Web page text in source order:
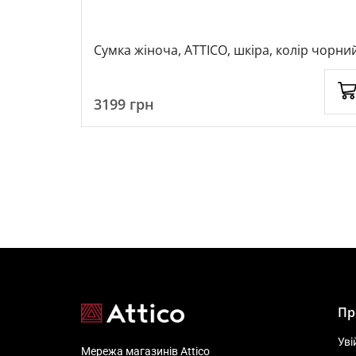
Сумка жіноча, ATTICO, шкіра, колір
3199 грн
Мережа магазинів Attico